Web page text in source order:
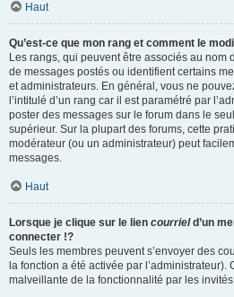
Haut
Qu’est-ce que mon rang et comment le
Les rangs, qui peuvent être associés au nom
de messages postés ou identifient certains
et administrateurs. En général, vous ne
l’intitulé d’un rang car il est paramétré par
poster des messages sur le forum dans le
supérieur. Sur la plupart des forums, cette
modérateur (ou un administrateur) peut
messages.
Haut
Lorsque je clique sur le lien courrield’un
connecter !?
Seuls les membres peuvent s’envoyer des
la fonction a été activée par l’administrateur).
malveillante de la fonctionnalité par les